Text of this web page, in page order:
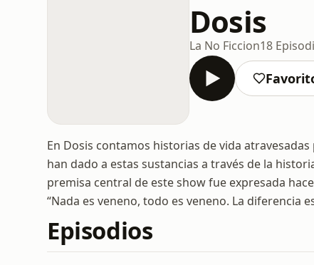
Dosis
La No Ficcion18
En Dosis contamos historias de vida
han dado a estas sustancias a través de la
premisa central de este show fue expresada
“Nada es veneno, todo es veneno. La diferencia
Episodios